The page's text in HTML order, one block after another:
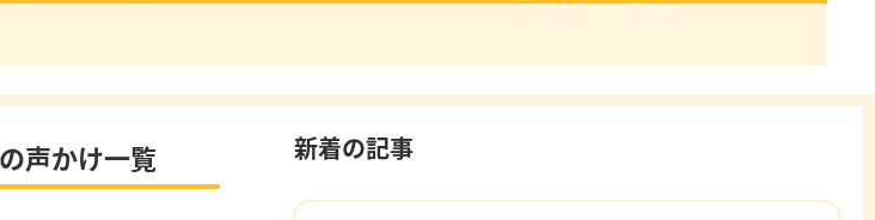
声かけ一覧 新着の記事